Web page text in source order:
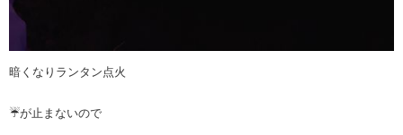
暗くなりランタン点火
☔が止まないので